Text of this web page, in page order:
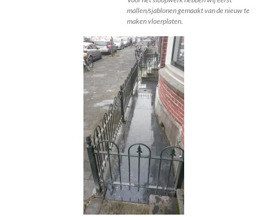
mallen/sjablonen gemaakt van de nieuw te
maken vloerplaten.